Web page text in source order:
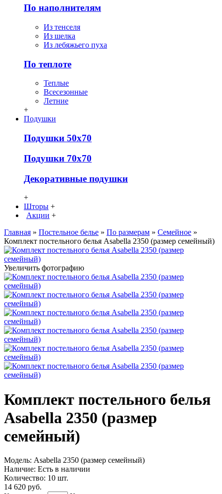
По наполнителям
Из тенселя
Из шелка
Из лебяжьего пуха
По теплоте
Теплые
Всесезонные
Летние
+
Подушки
Подушки 50х70
Подушки 70х70
Декоративные подушки
+
Шторы +
Акции +
Главная » Постельное белье » По размерам » Семейное »
Комплект постельного белья Asabella 2350 (размер семейный)
Увеличить фотографию
Комплект постельного белья
Asabella 2350 (размер
семейный)
Модель: Asabella 2350 (размер семейный)
Наличие: Есть в наличии
Количество: 10 шт.
14 620 руб.